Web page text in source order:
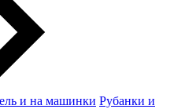
и на машинки Рубанки и